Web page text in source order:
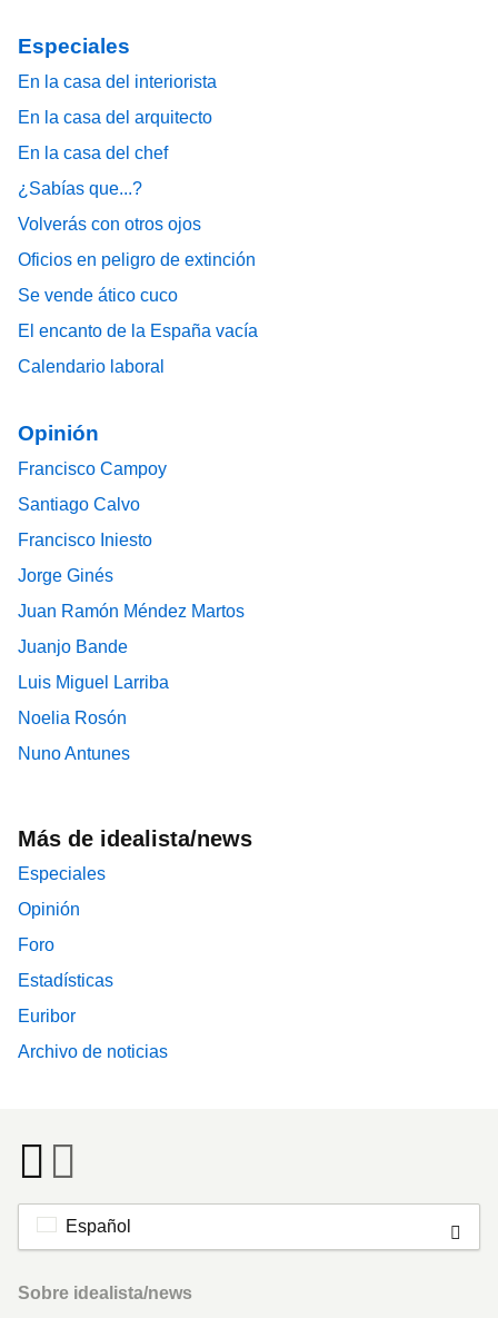
Especiales
En la casa del interiorista
En la casa del arquitecto
En la casa del chef
¿Sabías que...?
Volverás con otros ojos
Oficios en peligro de extinción
Se vende ático cuco
El encanto de la España vacía
Calendario laboral
Opinión
Francisco Campoy
Santiago Calvo
Francisco Iniesto
Jorge Ginés
Juan Ramón Méndez Martos
Juanjo Bande
Luis Miguel Larriba
Noelia Rosón
Nuno Antunes
Más de idealista/news
Especiales
Opinión
Foro
Estadísticas
Euribor
Archivo de noticias
Español
Footer
Sobre idealista/news